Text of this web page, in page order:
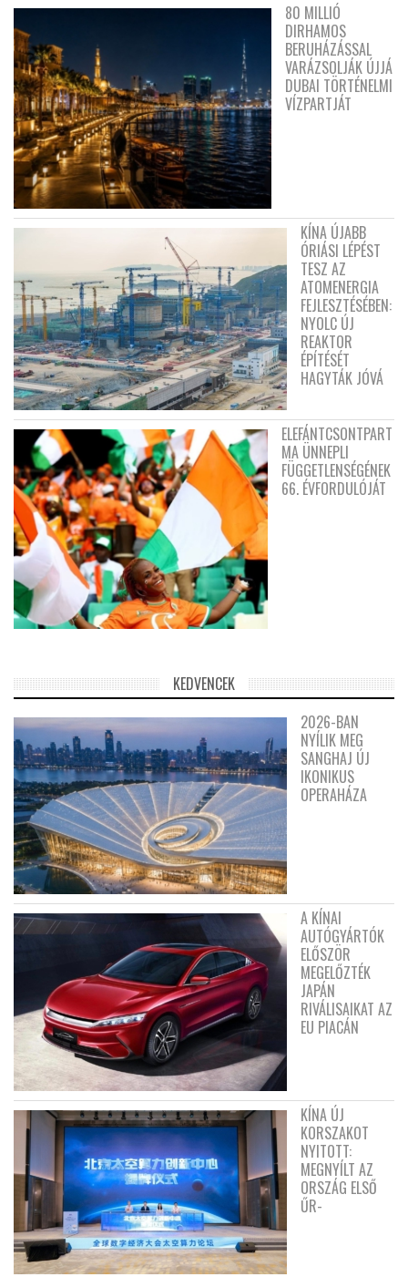
80 MILLIÓ
DIRHAMOS
BERUHÁZÁSSAL
VARÁZSOLJÁK ÚJJÁ
DUBAI TÖRTÉNELMI
VÍZPARTJÁT
KÍNA ÚJABB
ÓRIÁSI LÉPÉST
TESZ AZ
ATOMENERGIA
FEJLESZTÉSÉBEN:
NYOLC ÚJ
REAKTOR
ÉPÍTÉSÉT
HAGYTÁK JÓVÁ
ELEFÁNTCSONTPART
MA ÜNNEPLI
FÜGGETLENSÉGÉNEK
66. ÉVFORDULÓJÁT
KEDVENCEK
2026-BAN
NYÍLIK MEG
SANGHAJ ÚJ
IKONIKUS
OPERAHÁZA
A KÍNAI
AUTÓGYÁRTÓK
ELŐSZÖR
MEGELŐZTÉK
JAPÁN
RIVÁLISAIKAT AZ
EU PIACÁN
KÍNA ÚJ
KORSZAKOT
NYITOTT:
MEGNYÍLT AZ
ORSZÁG ELSŐ
ŰR-